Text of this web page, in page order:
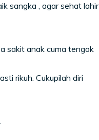
sangka , agar sehat lahir
sakit anak cuma tengok
rikuh. Cukupilah diri